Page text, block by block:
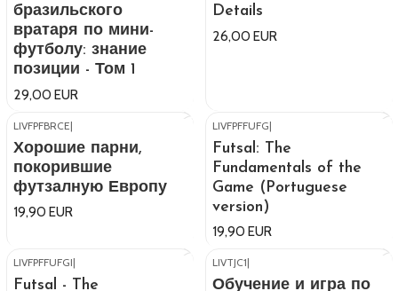
бразильского
вратаря по мини-
футболу: знание
позиции - Том 1
29,00 EUR
Details
26,00 EUR
LIVFPFBRCE|
Хорошие парни,
покорившие
футзалную Европу
19,90 EUR
LIVFPFFUFG|
Futsal: The
Fundamentals of the
Game (Portuguese
version)
19,90 EUR
LIVFPFFUFGI|
Futsal - The
Out of stock
LIVTJC1|
Обучение и игра по